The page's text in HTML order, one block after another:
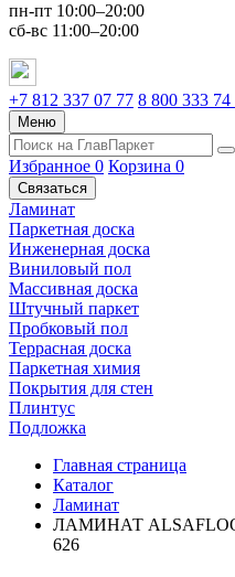
пн-пт 10:00–20:00
сб-вс 11:00–20:00
+7 812 337 07 77 8 800 333 74
Меню
Избранное 0 Корзина 0
Связаться
Ламинат
Паркетная доска
Инженерная доска
Виниловый пол
Массивная доска
Штучный паркет
Пробковый пол
Террасная доска
Паркетная химия
Покрытия для стен
Плинтус
Подложка
Главная страница
Каталог
Ламинат
ЛАМИНАТ
626